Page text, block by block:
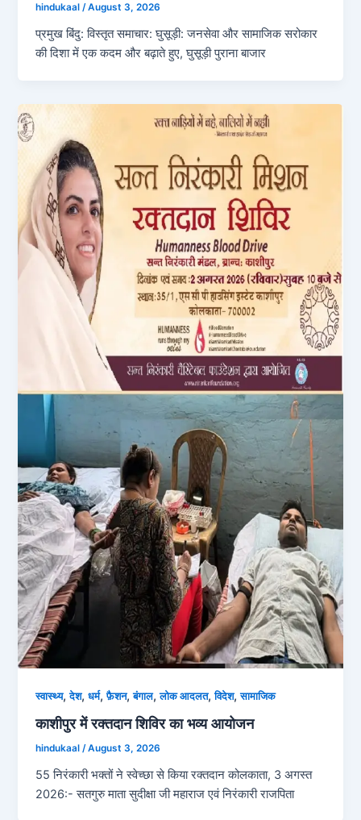
hindukaal/August 3, 2026
प्रमुख बिंदु: विस्तृत समाचार: घुसूड़ी: जनसेवा और सामाजिक सरोकार
की दिशा में एक कदम और बढ़ाते हुए, घुसूड़ी पुराना बाजार
स्‍वास्‍थ्‍य,देश,धर्म,फ़ैशन,बंगाल,लोक आदलत,विदेश,सामाजिक
काशीपुर में रक्तदान शिविर का भव्य आयोजन
hindukaal/August 3, 2026
55 निरंकारी भक्तों ने स्वेच्छा से किया रक्तदान कोलकाता, 3 अगस्त
2026:- सतगुरु माता सुदीक्षा जी महाराज एवं निरंकारी राजपिता